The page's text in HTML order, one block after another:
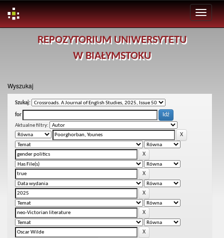
REPOZYTORIUM UNIWERSYTETU
W BIAŁYMSTOKU
Wyszukaj
Szukaj:
for
Aktualne filtry: